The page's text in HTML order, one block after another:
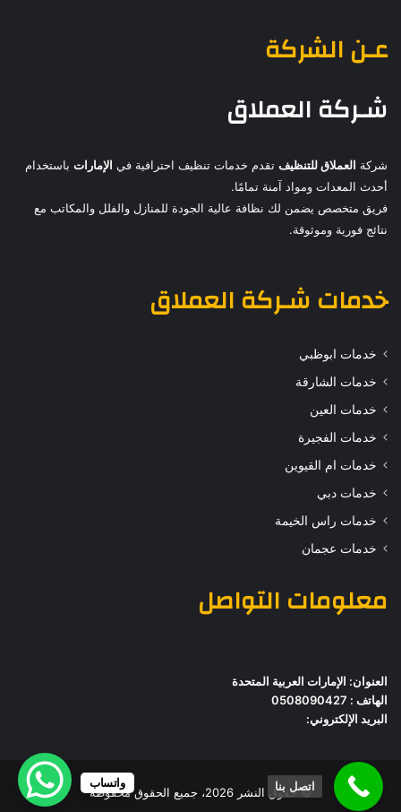
عـن الشركة
شـركة العملاق
شركة العملاق للتنظيف تقدم خدمات تنظيف احترافية في الإمارات باستخدام
أحدث المعدات ومواد آمنة تمامًا.
فريق متخصص يضمن لك نظافة عالية الجودة للمنازل والفلل والمكاتب مع
نتائج فورية وموثوقة.
خدمات شـركة العملاق
خدمات ابوظبي
خدمات الشارقة
خدمات العين
خدمات الفجيرة
خدمات ام القيوين
خدمات دبي
خدمات راس الخيمة
خدمات عجمان
معلومات التواصل
العنوان: الإمارات العربية المتحدة
الهاتف : 0508090427
البريد الإلكتروني:
© حقوق النشر 2026، جميع الحقوق محفوظة
واتساب اتصل بنا